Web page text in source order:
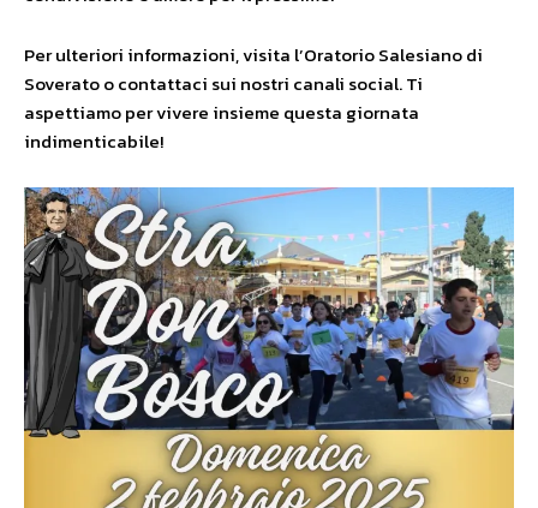
Per ulteriori informazioni, visita l’Oratorio Salesiano di
Soverato o contattaci sui nostri canali social. Ti
aspettiamo per vivere insieme questa giornata
indimenticabile!